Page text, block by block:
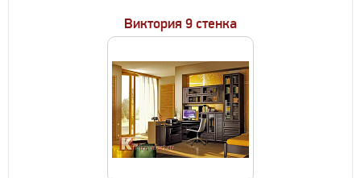
Виктория 9 стенка